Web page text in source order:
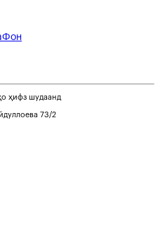
ҳифз шудаанд
73/2